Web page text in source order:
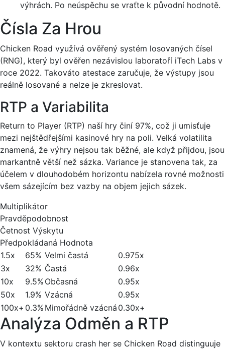
výhrách. Po neúspěchu se vraťte k původní hodnotě.
Čísla Za Hrou
Chicken Road využívá ověřený systém losovaných čísel
(RNG), který byl ověřen nezávislou laboratoří iTech Labs v
roce 2022. Takováto atestace zaručuje, že výstupy jsou
reálně losované a nelze je zkreslovat.
RTP a Variabilita
Return to Player (RTP) naší hry činí 97%, což ji umisťuje
mezi nejštědřejšími kasinové hry na poli. Velká volatilita
znamená, že výhry nejsou tak běžné, ale když přijdou, jsou
markantně větší než sázka. Variance je stanovena tak, za
účelem v dlouhodobém horizontu nabízela rovné možnosti
všem sázejícím bez vazby na objem jejich sázek.
Multiplikátor
Pravděpodobnost
Četnost Výskytu
Předpokládaná Hodnota
1.5x
65% Velmi častá
0.975x
3x
32% Častá
0.96x
10x
9.5% Občasná
0.95x
50x
1.9% Vzácná
0.95x
100x+ 0.3% Mimořádně vzácná 0.30x+
Analýza Odměn a RTP
V kontextu sektoru crash her se Chicken Road distinguuje